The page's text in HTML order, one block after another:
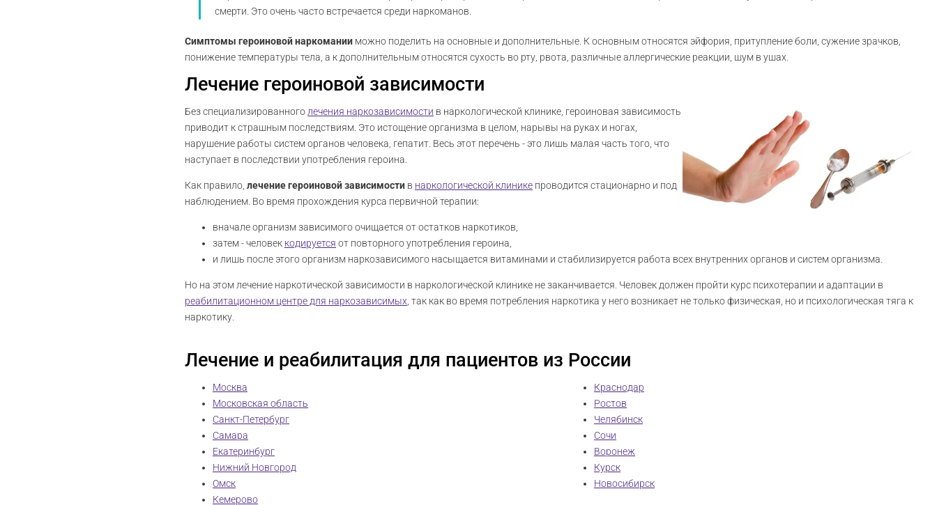
смерти. Это очень часто встречается среди наркоманов.
Симптомы героиновой наркомании можно поделить на основные и дополнительные. К основным относятся эйфория, притупление боли, сужение зрачков,
понижение температуры тела, а к дополнительным относятся сухость во рту, рвота, различные аллергические реакции, шум в ушах.
Лечение героиновой зависимости
Без специализированного лечения наркозависимости в наркологической клинике, героиновая зависимость
приводит к страшным последствиям. Это истощение организма в целом, нарывы на руках и ногах,
нарушение работы систем органов человека, гепатит. Весь этот перечень - это лишь малая часть того, что
наступает в последствии употребления героина.
Как правило, лечение героиновой зависимости в наркологической клинике проводится стационарно и под
наблюдением. Во время прохождения курса первичной терапии:
вначале организм зависимого очищается от остатков наркотиков,
затем - человек кодируется от повторного употребления героина,
и лишь после этого организм наркозависимого насыщается витаминами и стабилизируется работа всех внутренних органов и систем организма.
Но на этом лечение наркотической зависимости в наркологической клинике не заканчивается. Человек должен пройти курс психотерапии и адаптации в
реабилитационном центре для наркозависимых , так как во время потребления наркотика у него возникает не только физическая, но и психологическая тяга к
наркотику.
Лечение и реабилитация для пациентов из России
Москва
Московская область
Санкт-Петербург
Самара
Екатеринбург
Нижний Новгород
Омск
Кемерово
Краснодар
Ростов
Челябинск
Сочи
Воронеж
Курск
Новосибирск